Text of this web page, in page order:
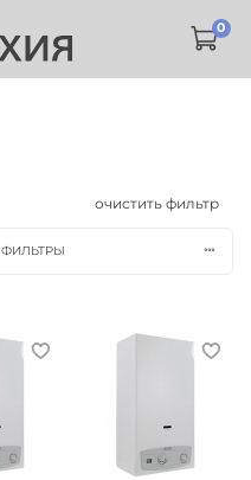
0
очистить фильтр
ФИЛЬТРЫ